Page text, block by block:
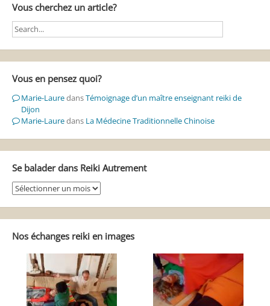
Vous cherchez un article?
Vous en pensez quoi?
Marie-LauredansTémoignage d’un maître enseignant reiki de
Dijon
Marie-Lauredans La Médecine Traditionnelle Chinoise
Se balader dans Reiki Autrement
Se
balader
dans
Reiki
Autrement
Nos échanges reiki en images